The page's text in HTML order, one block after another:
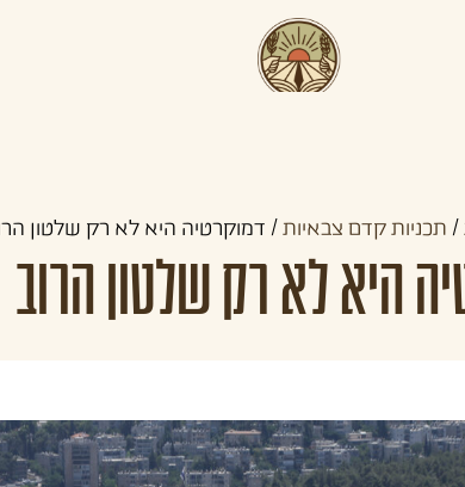
/ תכניות קדם צבאיות / דמוקרטיה היא לא רק שלטון
היא לא רק שלטון הרוב